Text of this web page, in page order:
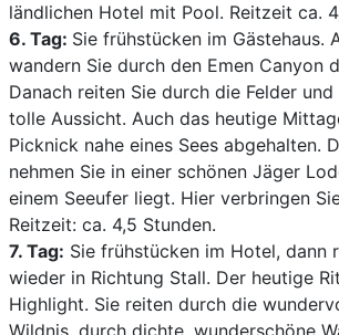
ländlichen Hotel mit Pool. Reitzeit ca.
6. Tag: Sie frühstücken im Gästehaus.
wandern Sie durch den Emen Canyon
Danach reiten Sie durch die Felder
tolle Aussicht. Auch das heutige
Picknick nahe eines Sees abgehalten.
nehmen Sie in einer schönen Jäger
einem Seeufer liegt. Hier verbringen
Reitzeit: ca. 4,5 Stunden.
7. Tag: Sie frühstücken im Hotel, dann
wieder in Richtung Stall. Der heutige
Highlight. Sie reiten durch die